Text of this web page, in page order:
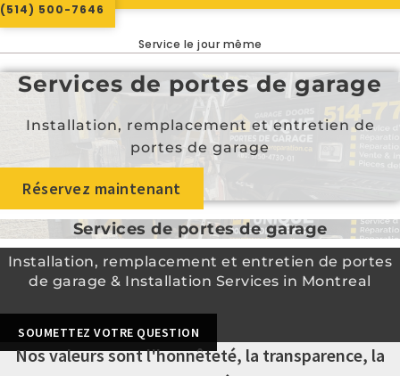
(514) 500-7646
Service le jour même
Services de portes de garage
Installation, remplacement et entretien de
portes de garage
Réservez maintenant
Services de portes de garage
Installation, remplacement et entretien de portes
de garage & Installation Services in Montreal
SOUMETTEZ VOTRE QUESTION
Nos valeurs sont l'honnêteté, la transparence, la